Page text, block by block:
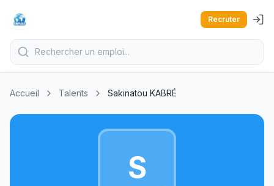
Recruter
Accueil Talents Sakinatou KABRÉ
S